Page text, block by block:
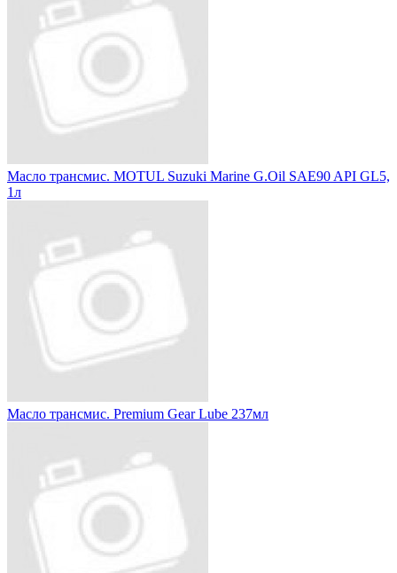
Масло трансмис. MOTUL Suzuki Marine G.Oil SAE90 API GL5,
1л
Масло трансмис. Premium Gear Lube 237мл